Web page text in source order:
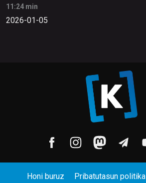
11:24 min
2026-01-05
Honi buruz Pribatutasun politika